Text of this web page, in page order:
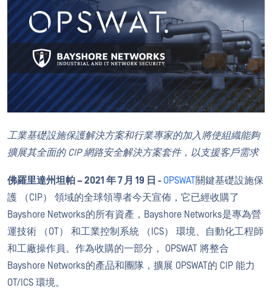
工業基礎設施保護解決方案和行業專家的加入將使組織能夠
擴展其全面的 CIP 網路安全解決方案套件，以支援客戶需求
佛羅里達州坦帕 – 2021 年 7 月 19 日 - OPSWAT關鍵基礎設施保
護 （CIP） 領域的全球領導者今天宣佈，它已經收購了
Bayshore Networks的所有資產，Bayshore Networks是專為營
運技術 （OT） 和工業控制系統 （ICS） 環境、自動化工程師
和工廠操作員。作為收購的一部分， OPSWAT 將整合
Bayshore Networks的產品和團隊，擴展 OPSWAT的 CIP 能力
OT/ICS 環境。